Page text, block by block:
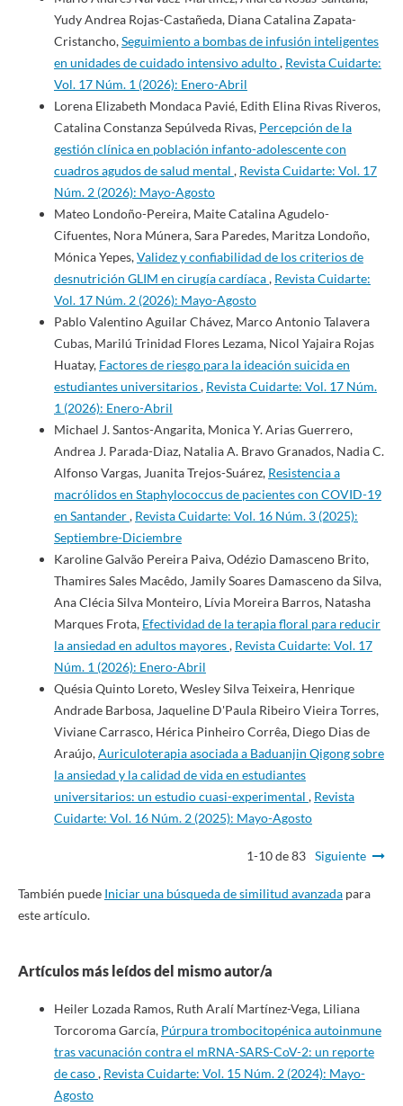
Yudy Andrea Rojas-Castañeda, Diana Catalina Zapata-
Cristancho,Seguimiento a bombas de infusión inteligentes
en unidades de cuidado intensivo adulto, Revista Cuidarte:
Vol. 17 Núm. 1 (2026): Enero-Abril
Lorena Elizabeth Mondaca Pavié, Edith Elina Rivas Riveros,
Catalina Constanza Sepúlveda Rivas, Percepción de la
gestión clínica en población infanto-adolescente con
cuadros agudos de salud mental , Revista Cuidarte: Vol. 17
Núm. 2 (2026): Mayo-Agosto
Mateo Londoño-Pereira, Maite Catalina Agudelo-
Cifuentes, Nora Múnera, Sara Paredes, Maritza Londoño,
Mónica Yepes,Validez y confiabilidad de los criterios de
desnutrición GLIM en cirugía cardíaca, Revista Cuidarte:
Vol. 17 Núm. 2 (2026): Mayo-Agosto
Pablo Valentino Aguilar Chávez, Marco Antonio Talavera
Cubas, Marilú Trinidad Flores Lezama, Nicol Yajaira Rojas
Huatay, Factores de riesgo para la ideación suicida en
estudiantes universitarios, Revista Cuidarte: Vol. 17 Núm.
1 (2026): Enero-Abril
Michael J. Santos-Angarita, Monica Y. Arias Guerrero,
Andrea J. Parada-Diaz, Natalia A. Bravo Granados, Nadia C.
Alfonso Vargas, Juanita Trejos-Suárez, Resistencia a
macrólidos en Staphylococcus de pacientes con COVID-19
en Santander, Revista Cuidarte: Vol. 16 Núm. 3 (2025):
Septiembre-Diciembre
Karoline Galvão Pereira Paiva, Odézio Damasceno Brito,
Thamires Sales Macêdo, Jamily Soares Damasceno da Silva,
Ana Clécia Silva Monteiro, Lívia Moreira Barros, Natasha
Marques Frota, Efectividad de la terapia floral para reducir
la ansiedad en adultos mayores, Revista Cuidarte: Vol. 17
Núm. 1 (2026): Enero-Abril
Quésia Quinto Loreto, Wesley Silva Teixeira, Henrique
Andrade Barbosa, Jaqueline D'Paula Ribeiro Vieira Torres,
Viviane Carrasco, Hérica Pinheiro Corrêa, Diego Dias de
Araújo,Auriculoterapia asociada a Baduanjin Qigong sobre
la ansiedad y la calidad de vida en estudiantes
universitarios: un estudio cuasi-experimental , Revista
Cuidarte: Vol. 16 Núm. 2 (2025): Mayo-Agosto
1-10 de 83 Siguiente
También puede Iniciar una búsqueda de similitud avanzadapara
este artículo.
Artículos más leídos del mismo autor/a
Heiler Lozada Ramos, Ruth Aralí Martínez-Vega, Liliana
Torcoroma García, Púrpura trombocitopénica autoinmune
tras vacunación contra el mRNA-SARS-CoV-2: un reporte
de caso, Revista Cuidarte: Vol. 15 Núm. 2 (2024): Mayo-
Agosto